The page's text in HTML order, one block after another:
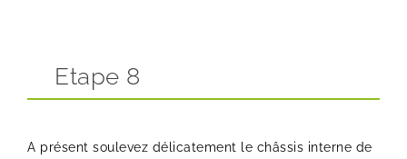
Etape 8
A présent soulevez délicatement le châssis interne de